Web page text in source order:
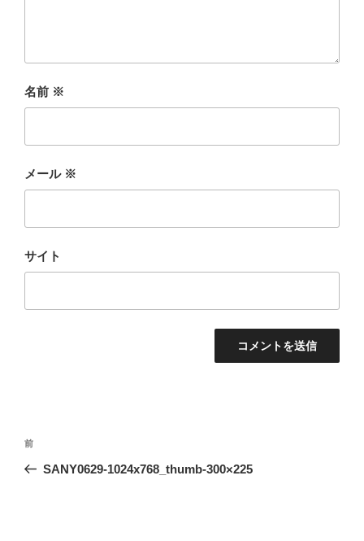
名前 ※
メール ※
サイト
投
ナ
前
の
前
SANY0629-1024x768_thumb-300×225